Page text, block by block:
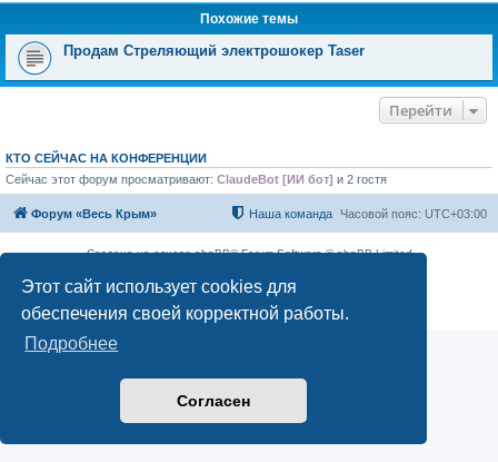
Этот сайт использует cookies для
обеспечения своей корректной работы.
Подробнее
Согласен
Похожие темы
Продам Стреляющий электрошокер Taser
Перейти
КТО СЕЙЧАС НА КОНФЕРЕНЦИИ
Сейчас этот форум просматривают: ClaudeBot [ИИ бот] и 2 гостя
Форум «Весь Крым» Часовой пояс: UTC+03:00
Наша команда
Создано на основе phpBB® Forum Software © phpBB Limited